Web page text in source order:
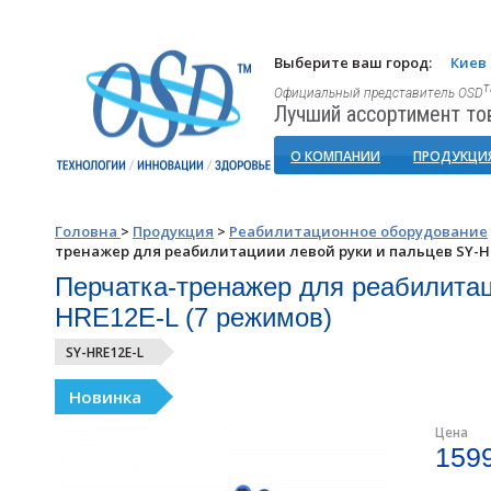
Выберите ваш город: Киев
Официальный представитель OSD
Лучший ассортимент
О КОМПАНИИ
Головна > Продукция > Реабилитационное оборудование
тренажер для реабилитациии левой руки и пальцев SY-
Перчатка-тренажер для
HRE12E-L (7 режимов)
SY-HRE12E-L
Новинка
Цена